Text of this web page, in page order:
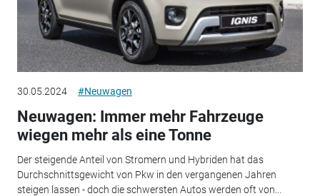
30.05.2024 #Neuwagen
Neuwagen: Immer mehr Fahrzeuge
wiegen mehr als eine Tonne
Der steigende Anteil von Stromern und Hybriden hat das
Durchschnittsgewicht von Pkw in den vergangenen Jahren
steigen lassen - doch die schwersten Autos werden oft von...